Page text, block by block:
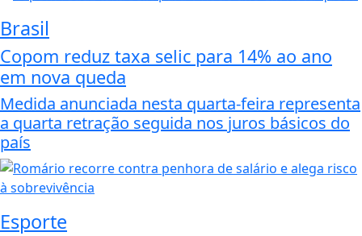
Brasil
Copom reduz taxa selic para 14% ao ano
em nova queda
Medida anunciada nesta quarta-feira representa
a quarta retração seguida nos juros básicos do
país
Esporte